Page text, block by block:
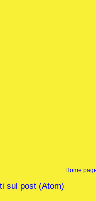
Home
sul post (Atom)